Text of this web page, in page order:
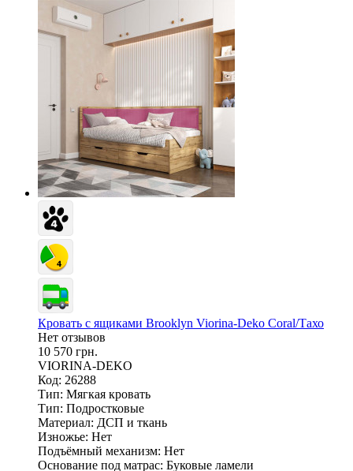
Кровать с ящиками Brooklyn Viorina-Deko Coral/Тахо
Нет отзывов
10 570 грн.
VIORINA-DEKO
Код: 26288
Тип: Мягкая кровать
Тип: Подростковые
Материал: ДСП и ткань
Изножье: Нет
Подъёмный механизм: Нет
Основание под матрас: Буковые ламели